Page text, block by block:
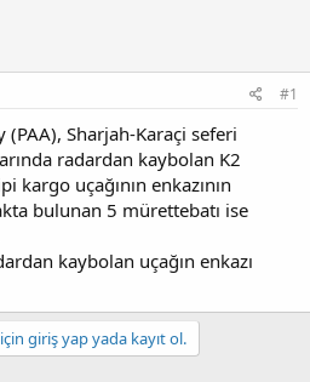
#1
Sharjah-Karaçi seferi
radardan kaybolan K2
kargo uçağının enkazının
bulunan 5 mürettebatı ise
kaybolan uçağın enkazı
giriş yap yada kayıt ol.